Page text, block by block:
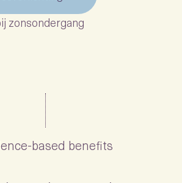
based benefits